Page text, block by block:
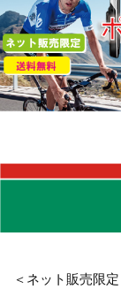
＜ネット販売限